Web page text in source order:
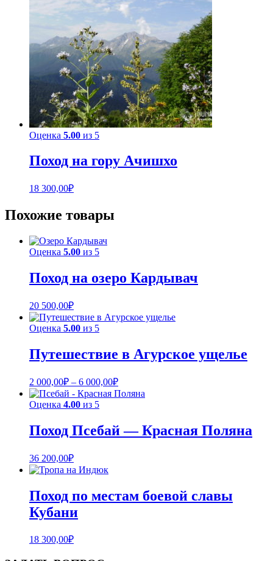
Оценка 5.00 из 5
Поход на гору Ачишхо
18 300,00₽
Похожие товары
Оценка 5.00 из 5
Поход на озеро Кардывач
20 500,00₽
Оценка 5.00 из 5
Путешествие в Агурское ущелье
2 000,00₽ – 6 000,00₽
Оценка 4.00 из 5
Поход Псебай — Красная Поляна
36 200,00₽
Поход по местам боевой славы
Кубани
18 300,00₽